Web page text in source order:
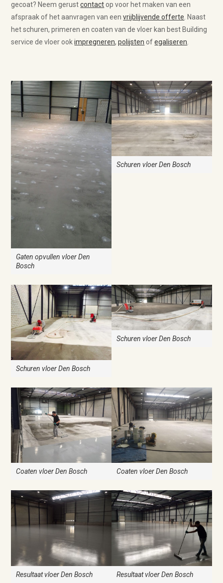
gecoat? Neem gerustcontactop voor het maken van een
afspraak of het aanvragen van eenvrijblijvende offerte . Naast
het schuren, primeren en coaten van de vloer kan best Building
service de vloer ookimpregneren,polijsten ofegaliseren
Gaten opvullen vloer Den
Bosch
Schuren vloer Den Bosch
Schuren vloer Den Bosch
Schuren vloer Den Bosch
Coaten vloer Den Bosch Coaten vloer Den Bosch
Resultaat vloer Den Bosch Resultaat vloer Den Bosch